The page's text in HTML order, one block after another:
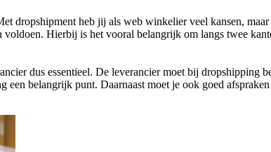
dropshipment heb jij als web winkelier veel kansen,
Hierbij is het vooral belangrijk om langs twee
dus essentieel. De leverancier moet bij dropshipping
belangrijk punt. Daarnaast moet je ook goed